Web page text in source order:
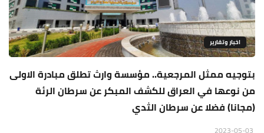
اخبار وتقارير
بتوجيه ممثل المرجعية.. مؤسسة وارث تطلق مبادرة الاولى
من نوعها في العراق للكشف المبكر عن سرطان الرئة
(مجانا) فضلا عن سرطان الثدي